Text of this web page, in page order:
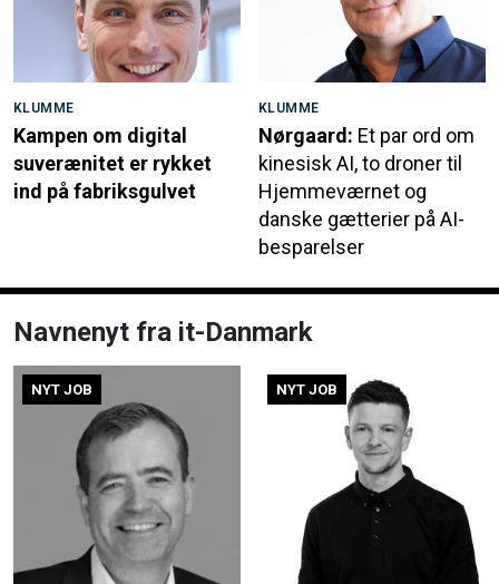
KLUMME
Kampen om digital
suverænitet er rykket
ind på fabriksgulvet
KLUMME
Nørgaard: Et par ord om
kinesisk AI, to droner til
Hjemmeværnet og
danske gætterier på AI-
besparelser
Navnenyt fra it-Danmark
NYT JOB NYT JOB